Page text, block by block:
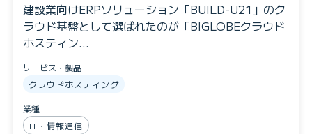
建設業向けERPソリューション「BUILD-U21」のク
ラウド基盤として選ばれたのが「BIGLOBEクラウド
ホスティン…
サービス・製品
クラウドホスティング
業種
IT・情報通信